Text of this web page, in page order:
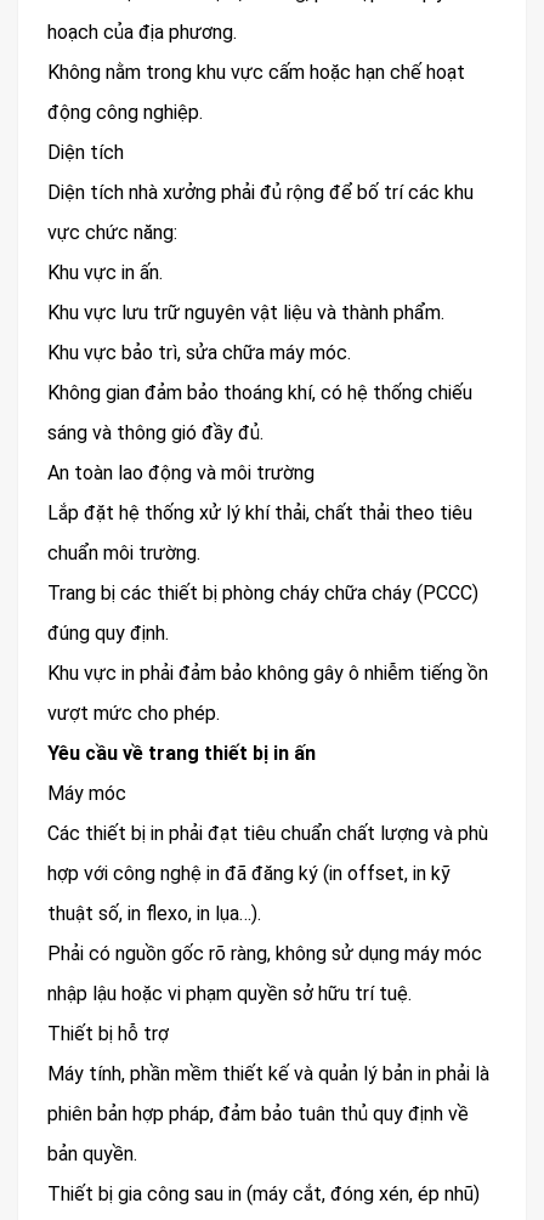
hoạch của địa phương.
Không nằm trong khu vực cấm hoặc hạn chế hoạt
động công nghiệp.
Diện tích
Diện tích nhà xưởng phải đủ rộng để bố trí các khu
vực chức năng:
Khu vực in ấn.
Khu vực lưu trữ nguyên vật liệu và thành phẩm.
Khu vực bảo trì, sửa chữa máy móc.
Không gian đảm bảo thoáng khí, có hệ thống chiếu
sáng và thông gió đầy đủ.
An toàn lao động và môi trường
Lắp đặt hệ thống xử lý khí thải, chất thải theo tiêu
chuẩn môi trường.
Trang bị các thiết bị phòng cháy chữa cháy (PCCC)
đúng quy định.
Khu vực in phải đảm bảo không gây ô nhiễm tiếng ồn
vượt mức cho phép.
Yêu cầu về trang thiết bị in ấn
Máy móc
Các thiết bị in phải đạt tiêu chuẩn chất lượng và phù
hợp với công nghệ in đã đăng ký (in offset, in kỹ
thuật số, in flexo, in lụa…).
Phải có nguồn gốc rõ ràng, không sử dụng máy móc
nhập lậu hoặc vi phạm quyền sở hữu trí tuệ.
Thiết bị hỗ trợ
Máy tính, phần mềm thiết kế và quản lý bản in phải là
phiên bản hợp pháp, đảm bảo tuân thủ quy định về
bản quyền.
Thiết bị gia công sau in (máy cắt, đóng xén, ép nhũ)